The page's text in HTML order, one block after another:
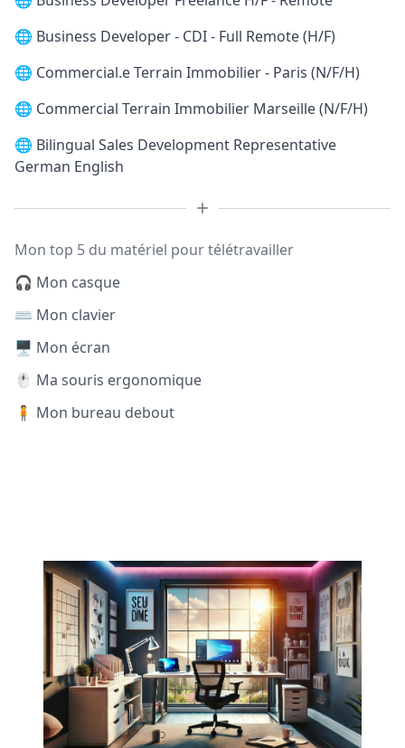
🌐 Business Developer - CDI - Full Remote (H/F)
🌐 Commercial.e Terrain Immobilier - Paris (N/F/H)
🌐 Commercial Terrain Immobilier Marseille (N/F/H)
🌐 Bilingual Sales Development Representative
German English
Mon top 5 du matériel pour télétravailler
🎧 Mon casque
⌨️ Mon clavier
🖥️ Mon écran
🖱️ Ma souris ergonomique
🧍 Mon bureau debout